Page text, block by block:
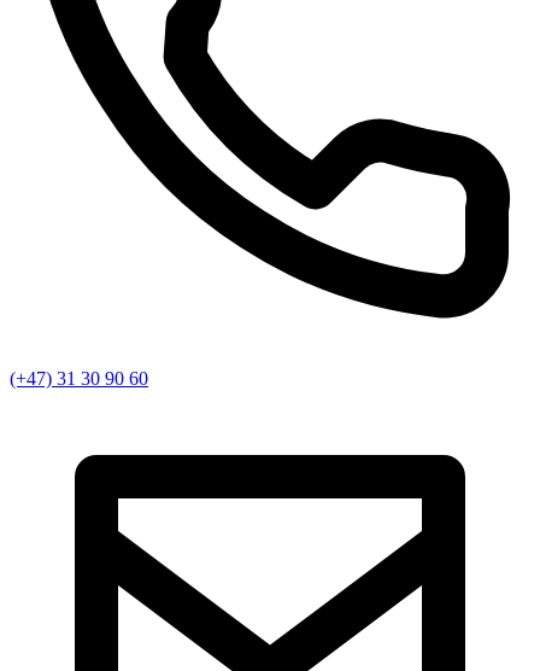
(+47) 31 30 90 60